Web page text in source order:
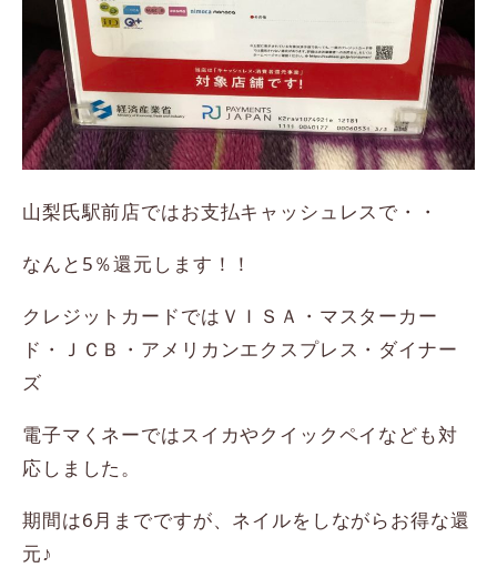
山梨氏駅前店ではお支払キャッシュレスで・・
なんと5％還元します！！
クレジットカードではＶＩＳＡ・マスターカー
ド・ＪＣＢ・アメリカンエクスプレス・ダイナー
ズ
電子マくネーではスイカやクイックペイなども対
応しました。
期間は6月までですが、ネイルをしながらお得な還
元♪